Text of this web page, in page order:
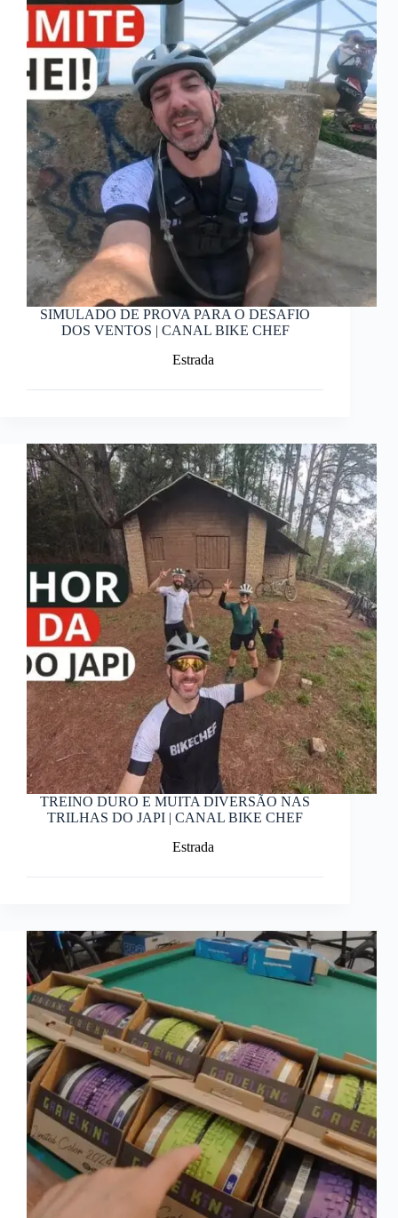
SIMULADO DE PROVA PARA O DESAFIO
DOS VENTOS | CANAL BIKE CHEF
Estrada
TREINO DURO E MUITA DIVERSÃO NAS
TRILHAS DO JAPI | CANAL BIKE CHEF
Estrada